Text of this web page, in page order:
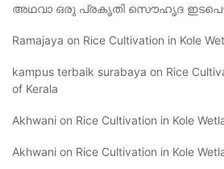
അഥവാ ഒരു പ്രകൃതി സൌഹൃദ
Ramajaya on Rice Cultivation in Kole
kampus terbaik surabaya on Rice
of Kerala
Akhwani on Rice Cultivation in Kole
Akhwani on Rice Cultivation in Kole